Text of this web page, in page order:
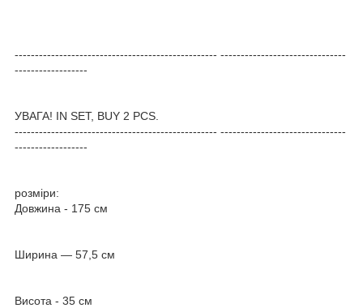
-------------------------------------------------- -------------------------------
------------------
УВАГА! IN SET, BUY 2 PCS.
-------------------------------------------------- -------------------------------
------------------
розміри:
Довжина - 175 см
Ширина — 57,5 см
Висота - 35 см